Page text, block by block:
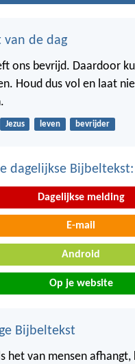
van de dag
ons bevrijd. Daardoor
Houd dus vol en laat
Jezus leven bevrijder
dagelijkse Bijbeltekst:
Dagelijkse melding
E-mail
Android
Op je website
Bijbeltekst
het van mensen